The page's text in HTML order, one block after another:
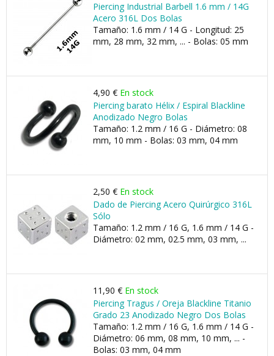
Piercing Industrial Barbell 1.6 mm / 14G
Acero 316L Dos Bolas
Tamaño: 1.6 mm / 14 G - Longitud: 25
mm, 28 mm, 32 mm, ... - Bolas: 05 mm
4,90 € En stock
Piercing barato Hélix / Espiral Blackline
Anodizado Negro Bolas
Tamaño: 1.2 mm / 16 G - Diámetro: 08
mm, 10 mm - Bolas: 03 mm, 04 mm
2,50 € En stock
Dado de Piercing Acero Quirúrgico 316L
Sólo
Tamaño: 1.2 mm / 16 G, 1.6 mm / 14 G -
Diámetro: 02 mm, 02.5 mm, 03 mm, ...
11,90 € En stock
Piercing Tragus / Oreja Blackline Titanio
Grado 23 Anodizado Negro Dos Bolas
Tamaño: 1.2 mm / 16 G, 1.6 mm / 14 G -
Diámetro: 06 mm, 08 mm, 10 mm, ... -
Bolas: 03 mm, 04 mm